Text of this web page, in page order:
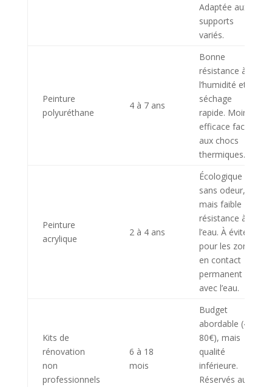
Adaptée aux
supports
variés.
Peinture
polyuréthane
4 à 7 ans
Bonne
résistance à
l’humidité et
séchage
rapide. Moins
efficace face
aux chocs
thermiques.
Peinture
acrylique
2 à 4 ans
Écologique et
sans odeur,
mais faible
résistance à
l’eau. À éviter
pour les zones
en contact
permanent
avec l’eau.
Kits de
rénovation
non
professionnels
6 à 18
mois
Budget
abordable (40-
80€), mais
qualité
inférieure.
Réservés aux